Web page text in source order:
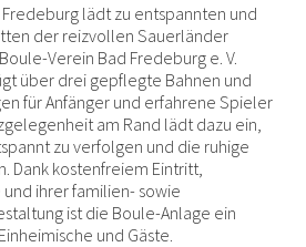
lädt zu entspannten und
der reizvollen Sauerländer
Verein Bad Fredeburg e. V.
über drei gepflegte Bahnen und
für Anfänger und erfahrene Spieler
am Rand lädt dazu ein,
zu verfolgen und die ruhige
Dank kostenfreiem Eintritt,
ihrer familien- sowie
ist die Boule-Anlage ein
und Gäste.